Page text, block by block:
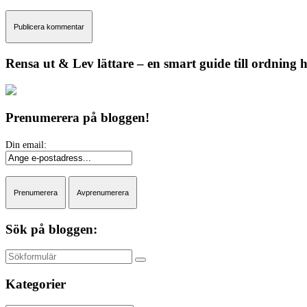
Rensa ut & Lev lättare – en smart guide till ordning
Prenumerera på bloggen!
Sök på bloggen:
Sök
Kategorier